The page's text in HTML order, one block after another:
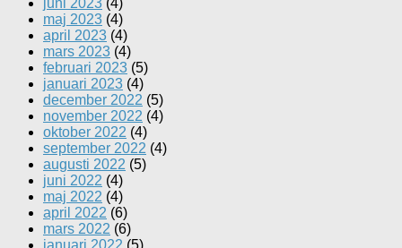
juni 2023 (4)
maj 2023 (4)
april 2023 (4)
mars 2023 (4)
februari 2023 (5)
januari 2023 (4)
december 2022 (5)
november 2022 (4)
oktober 2022 (4)
september 2022 (4)
augusti 2022 (5)
juni 2022 (4)
maj 2022 (4)
april 2022 (6)
mars 2022 (6)
januari 2022 (5)